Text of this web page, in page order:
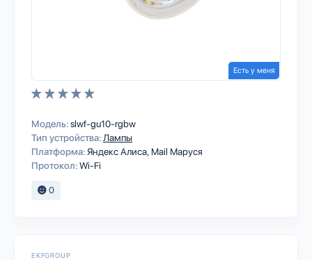
Есть у меня
Модель:slwf-gu10-rgbw
Тип устройства: Лампы
Платформа:Яндекс Алиса Mail Маруся
Протокол:Wi-Fi
0
EKFGROUP